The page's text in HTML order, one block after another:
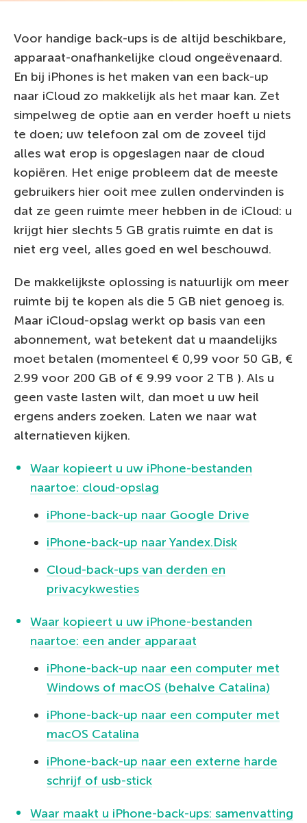
Voor handige back-ups is de altijd beschikbare,
apparaat-onafhankelijke cloud ongeëvenaard.
En bij iPhones is het maken van een back-up
naar iCloud zo makkelijk als het maar kan. Zet
simpelweg de optie aan en verder hoeft u niets
te doen; uw telefoon zal om de zoveel tijd
alles wat erop is opgeslagen naar de cloud
kopiëren. Het enige probleem dat de meeste
gebruikers hier ooit mee zullen ondervinden is
dat ze geen ruimte meer hebben in de iCloud: u
krijgt hier slechts 5 GB gratis ruimte en dat is
niet erg veel, alles goed en wel beschouwd.
De makkelijkste oplossing is natuurlijk om meer
ruimte bij te kopen als die 5 GB niet genoeg is.
Maar iCloud-opslag werkt op basis van een
abonnement, wat betekent dat u maandelijks
moet betalen (momenteel € 0,99 voor 50 GB, €
2.99 voor 200 GB of € 9.99 voor 2 TB ). Als u
geen vaste lasten wilt, dan moet u uw heil
ergens anders zoeken. Laten we naar wat
alternatieven kijken.
Waar kopieert u uw iPhone-bestanden
naartoe: cloud-opslag
iPhone-back-up naar Google Drive
iPhone-back-up naar Yandex.Disk
Cloud-back-ups van derden en
privacykwesties
Waar kopieert u uw iPhone-bestanden
naartoe: een ander apparaat
iPhone-back-up naar een computer met
Windows of macOS (behalve Catalina)
iPhone-back-up naar een computer met
macOS Catalina
iPhone-back-up naar een externe harde
schrijf of usb-stick
Waar maakt u iPhone-back-ups: samenvatting